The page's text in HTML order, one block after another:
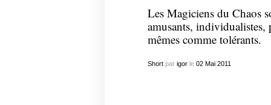
Les Magiciens du Chaos
amusants, individualistes,
mêmes comme tolérants.
Shortpar igorle 02 Mai 2011